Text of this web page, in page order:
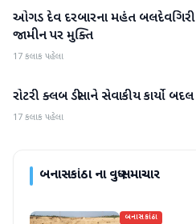
બનાસકાંઠા
ઓગડ દેવ દરબારના મહંત બલદેવગિરી
જામીન પર મુક્તિ
17 કલાક પહેલા
બનાસકાંઠા
રોટરી ક્લબ ડીસાને સેવાકીય કાર્યો
17 કલાક પહેલા
બનાસકાંઠાના વધુ સમાચાર
બનાસકાંઠા